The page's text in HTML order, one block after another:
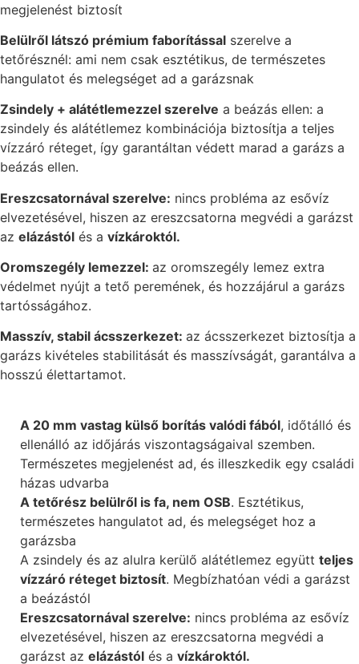
megjelenést biztosít
Belülről látszó prémium faborítással szerelve a
tetőrésznél: ami nem csak esztétikus, de természetes
hangulatot és melegséget ad a garázsnak
Zsindely + alátétlemezzel szerelve a beázás ellen: a
zsindely és alátétlemez kombinációja biztosítja a teljes
vízzáró réteget, így garantáltan védett marad a garázs a
beázás ellen.
Ereszcsatornával szerelve: nincs probléma az esővíz
elvezetésével, hiszen az ereszcsatorna megvédi a garázst
az elázástól és a vízkároktól.
Oromszegély lemezzel: az oromszegély lemez extra
védelmet nyújt a tető peremének, és hozzájárul a garázs
tartósságához.
Masszív, stabil ácsszerkezet: az ácsszerkezet biztosítja a
garázs kivételes stabilitását és masszívságát, garantálva a
hosszú élettartamot.
A 20 mm vastag külső borítás valódi fából, időtálló és
ellenálló az időjárás viszontagságaival szemben.
Természetes megjelenést ad, és illeszkedik egy családi
házas udvarba
A tetőrész belülről is fa, nem OSB. Esztétikus,
természetes hangulatot ad, és melegséget hoz a
garázsba
A zsindely és az alulra kerülő alátétlemez együtt teljes
vízzáró réteget biztosít. Megbízhatóan védi a garázst
a beázástól
Ereszcsatornával szerelve: nincs probléma az esővíz
elvezetésével, hiszen az ereszcsatorna megvédi a
garázst az elázástól és a vízkároktól.